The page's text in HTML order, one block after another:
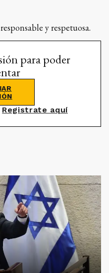
y respetuosa.
para poder
Registrate aquí